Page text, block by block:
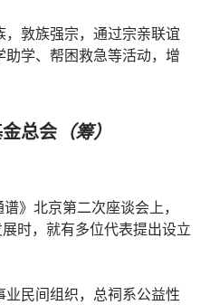
，敦族强宗，通过宗亲联谊
学、帮困救急等活动，增
总会 （筹）
》北京第二次座谈会上，
时，就有多位代表提出设立
民间组织，总祠系公益性